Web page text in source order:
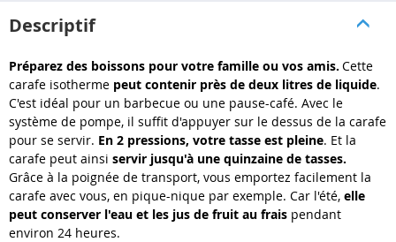
Descriptif
Préparez des boissons pour votre famille ou vos amis. Cette
carafe isotherme peut contenir près de deux litres de liquide.
C'est idéal pour un barbecue ou une pause-café. Avec le
système de pompe, il suffit d'appuyer sur le dessus de la carafe
pour se servir. En 2 pressions, votre tasse est pleine. Et la
carafe peut ainsi servir jusqu'à une quinzaine de tasses.
Grâce à la poignée de transport, vous emportez facilement la
carafe avec vous, en pique-nique par exemple. Car l'été, elle
peut conserver l'eau et les jus de fruit au frais pendant
environ 24 heures.